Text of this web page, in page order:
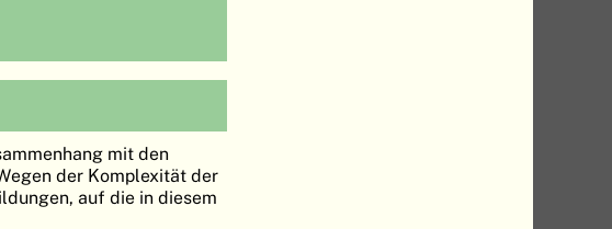
mit den
der Komplexität der
auf die in diesem